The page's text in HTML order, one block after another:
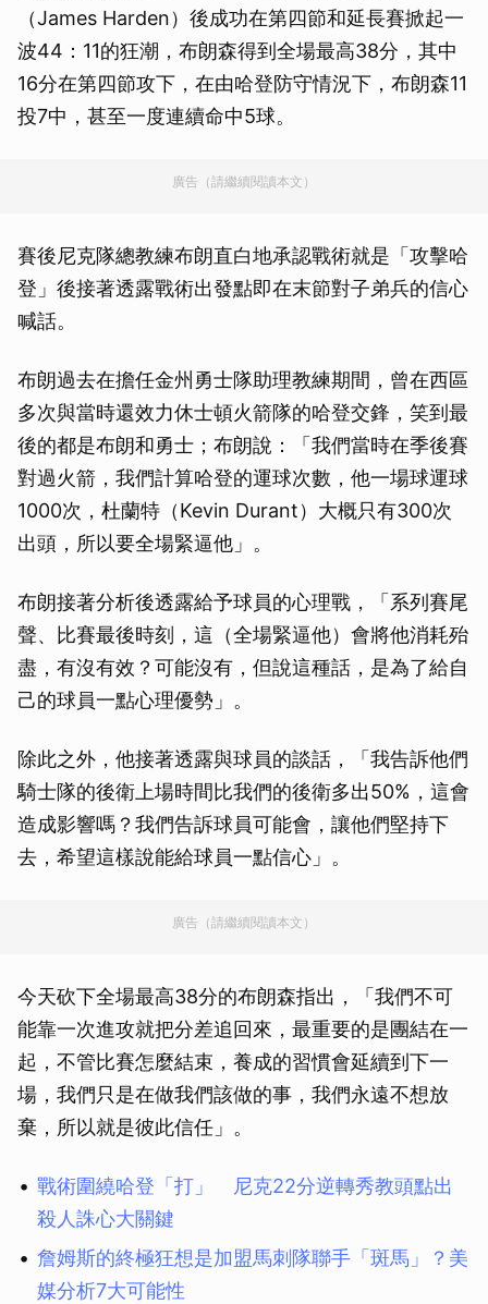
（James Harden）後成功在第四節和延長賽掀起一
波44：11的狂潮，布朗森得到全場最高38分，其中
16分在第四節攻下，在由哈登防守情況下，布朗森11
投7中，甚至一度連續命中5球。
廣告（請繼續閱讀本文）
賽後尼克隊總教練布朗直白地承認戰術就是「攻擊哈
登」後接著透露戰術出發點即在末節對子弟兵的信心
喊話。
布朗過去在擔任金州勇士隊助理教練期間，曾在西區
多次與當時還效力休士頓火箭隊的哈登交鋒，笑到最
後的都是布朗和勇士；布朗說：「我們當時在季後賽
對過火箭，我們計算哈登的運球次數，他一場球運球
1000次，杜蘭特（Kevin Durant）大概只有300次
出頭，所以要全場緊逼他」。
布朗接著分析後透露給予球員的心理戰，「系列賽尾
聲、比賽最後時刻，這（全場緊逼他）會將他消耗殆
盡，有沒有效？可能沒有，但說這種話，是為了給自
己的球員一點心理優勢」。
除此之外，他接著透露與球員的談話，「我告訴他們
騎士隊的後衛上場時間比我們的後衛多出50%，這會
造成影響嗎？我們告訴球員可能會，讓他們堅持下
去，希望這樣說能給球員一點信心」。
廣告（請繼續閱讀本文）
今天砍下全場最高38分的布朗森指出，「我們不可
能靠一次進攻就把分差追回來，最重要的是團結在一
起，不管比賽怎麼結束，養成的習慣會延續到下一
場，我們只是在做我們該做的事，我們永遠不想放
棄，所以就是彼此信任」。
戰術圍繞哈登「打」 尼克22分逆轉秀教頭點出
殺人誅心大關鍵
詹姆斯的終極狂想是加盟馬刺隊聯手「斑馬」？美
媒分析7大可能性